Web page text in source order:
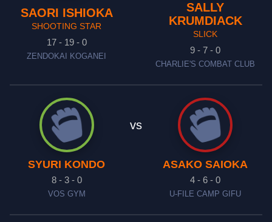
SAORI ISHIOKA
SHOOTING STAR
17 - 19 - 0
ZENDOKAI KOGANEI
SALLY
KRUMDIACK
SLICK
9 - 7 - 0
CHARLIE'S COMBAT CLUB
SYURI KONDO
8 - 3 - 0
VOS GYM
vs
ASAKO SAIOKA
4 - 6 - 0
U-FILE CAMP GIFU